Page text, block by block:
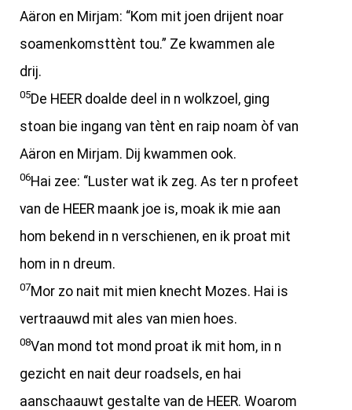
Aäron en Mirjam: “Kom mit joen drijent noar
soamenkomsttènt tou.” Ze kwammen ale
drij.
05De HEER doalde deel in n wolkzoel, ging
stoan bie ingang van tènt en raip noam òf van
Aäron en Mirjam. Dij kwammen ook.
06Hai zee: “Luster wat ik zeg. As ter n profeet
van de HEER maank joe is, moak ik mie aan
hom bekend in n verschienen, en ik proat mit
hom in n dreum.
07Mor zo nait mit mien knecht Mozes. Hai is
vertraauwd mit ales van mien hoes.
08Van mond tot mond proat ik mit hom, in n
gezicht en nait deur roadsels, en hai
aanschaauwt gestalte van de HEER. Woarom